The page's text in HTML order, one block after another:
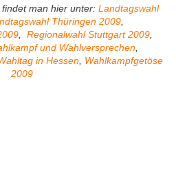
man hier unter: Landtagswahl
Thüringen 2009
Regionalwahl Stuttgart 2009
und Wahlversprechen,
in Hessen, Wahlkampfgetöse
2009